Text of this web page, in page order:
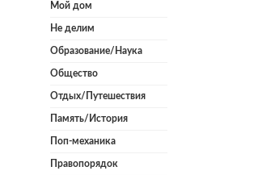
Мой дом
Не делим
Образование/Наука
Общество
Отдых/Путешествия
Память/История
Поп-механика
Правопорядок